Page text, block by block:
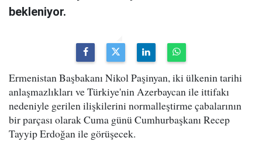
bekleniyor.
Ermenistan Başbakanı Nikol Paşinyan, iki ülkenin tarihi
anlaşmazlıkları ve Türkiye'nin Azerbaycan ile ittifakı
nedeniyle gerilen ilişkilerini normalleştirme çabalarının
bir parçası olarak Cuma günü Cumhurbaşkanı Recep
Tayyip Erdoğan ile görüşecek.